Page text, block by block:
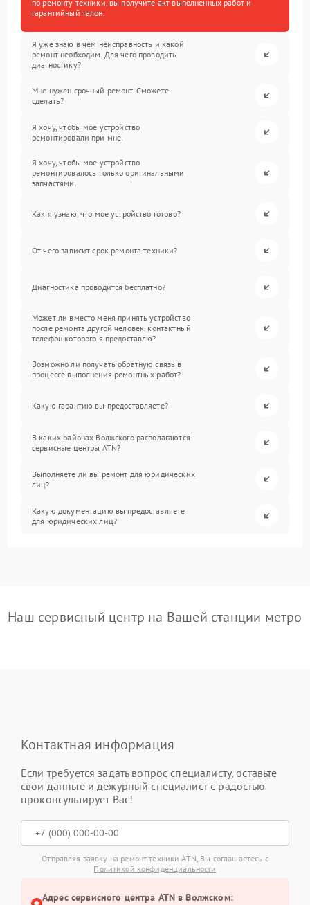
по ремонту техники, вы получите акт выполненных работ и
гарантийный талон.
Я уже знаю в чем неисправность и какой
ремонт необходим. Для чего проводить
диагностику?
Мне нужен срочный ремонт. Сможете
сделать?
Я хочу, чтобы мое устройство
ремонтировали при мне.
Я хочу, чтобы мое устройство
ремонтировалось только оригинальными
запчастями.
Как я узнаю, что мое устройство готово?
От чего зависит срок ремонта техники?
Диагностика проводится бесплатно?
Может ли вместо меня принять устройство
после ремонта другой человек, контактный
телефон которого я предоставлю?
Возможно ли получать обратную связь в
процессе выполнения ремонтных работ?
Какую гарантию вы предоставляете?
В каких районах Волжского располагаются
сервисные центры ATN?
Выполняете ли вы ремонт для юридических
лиц?
Какую документацию вы предоставляете
для юридических лиц?
Наш сервисный центр на Вашей станции метро
Контактная информация
Если требуется задать вопрос специалисту, оставьте
свои данные и дежурный специалист с радостью
проконсультирует Вас!
Отправляя заявку на ремонт техники ATN, Вы соглашаетесь с
Политикой конфиденциальности
Адрес сервисного центра ATN в Волжском: